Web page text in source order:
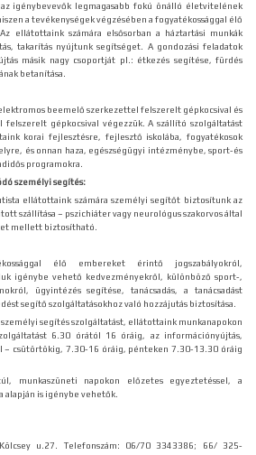
igénybevevők legmagasabb fokú önálló életvitelének
a tevékenységek végzésében a fogyatékossággal élő
ellátottaink számára elsősorban a háztartási munkák
takarítás nyújtunk segítséget. A gondozási feladatok
másik nagy csoportját pl.: étkezés segítése, fürdés
betanítása.
beemelő szerkezettel felszerelt gépkocsival és
gépkocsival végezzük. A szállító szolgáltatást
korai fejlesztésre, fejlesztő iskolába, fogyatékosok
és onnan haza, egészségügyi intézménybe, sport-és
programokra.
személyi segítés:
ellátottaink számára személyi segítőt biztosítunk az
szállítása – pszichiáter vagy neurológus szakorvos által
mellett biztosítható.
élő embereket érintő jogszabályokról,
igénybe vehető kedvezményekről, különböző sport-,
ügyintézés segítése, tanácsadás, a tanácsadást
segítő szolgáltatásokhoz való hozzájutás biztosítása.
személyi segítés szolgáltatást, ellátottaink munkanapokon
6.30 órától 16 óráig, az információnyújtás,
– csütörtökig, 7.30-16 óráig, pénteken 7.30-13.30 óráig
munkaszüneti napokon előzetes egyeztetéssel, a
alapján is igénybe vehetők.
u.27. Telefonszám: 06/70 3343386; 66/ 325-